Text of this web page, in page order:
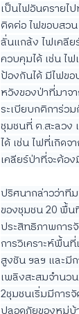
เป็นไฟอันตรายไ
ติดต่อ ไฟขอบสว
ลั่นแกล้ง ไฟเคลี
ควบคุมได้ เช่น ไ
ป้องกันได้ มีไฟข
หวังของป่าที่มาจ
ระเบียบกติการ่ว
ชุมชนที่ ต.สะลวง
ได้ เช่น ไฟที่เกิด
เคลียร์ป่าที่จะต้อ
ปริศนากล่าวว่าที
ของชุมชน 20 พื้น
ประสิทธิภาพการ
การวิเคราะห์พื้น
สูงชัน ฯลฯ และมี
เพลิงสะสมจำนว
2ชุมชนเริ่มมีการ
ปลอดภัยของหมู่บ้